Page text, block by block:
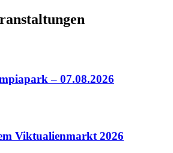
– 07.08.2026
Viktualienmarkt 2026